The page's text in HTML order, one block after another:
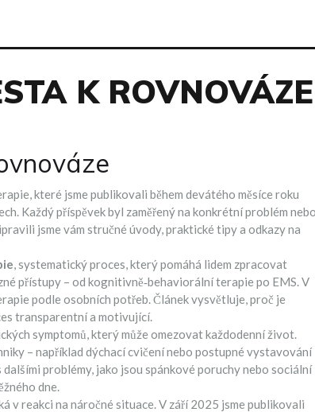
K ROVNOVÁZE
které jsme publikovali během devátého měsíce roku
Každý příspěvek byl zaměřený na konkrétní problém
jsme vám stručné úvody, praktické tipy a odkazy na
,systematický proces, který pomáhá lidem zpracovat
přístupy – od kognitivně‑behaviorální terapie po EMS. V
podle osobních potřeb. Článek vysvětluje, proč je
transparentní a motivující.
symptomů, který může omezovat každodenní život.
– například dýchací cvičení nebo postupné vystavování
problémy, jako jsou spánkové poruchy nebo sociální
dne.
v reakci na náročné situace. V září 2025 jsme publikovali